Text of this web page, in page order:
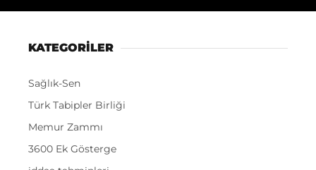
KATEGORİLER
Sağlık-Sen
Türk Tabipler Birliği
Memur Zammı
3600 Ek Gösterge